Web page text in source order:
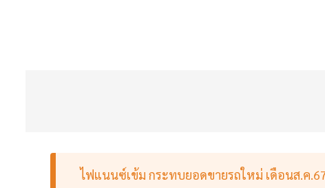
ไฟแนนซ์เข้ม กระทบยอดขายรถใหม่ เดือนส.ค